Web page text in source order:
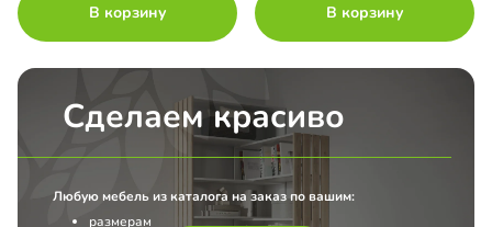
В корзину В корзину
Сделаем красиво
Любую мебель из каталога на заказ по вашим:
размерам